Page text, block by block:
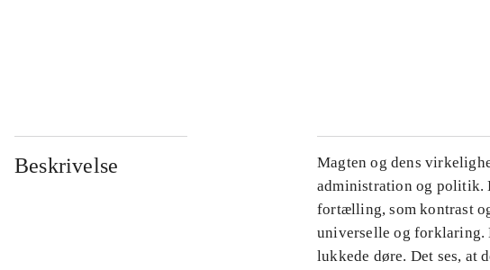
Beskrivelse
Magten og dens
administration og politik.
fortælling, som kontrast
universelle og forklaring.
lukkede døre. Det ses,